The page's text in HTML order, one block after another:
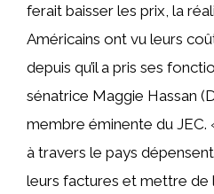
ferait baisser les prix, la
Américains ont vu leurs
depuis qu’il a pris ses
sénatrice Maggie Hassan
membre éminente du JEC.
à travers le pays
leurs factures et mettre de